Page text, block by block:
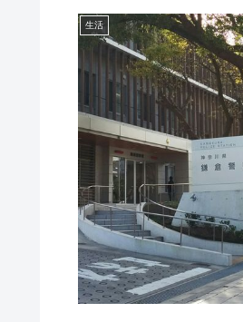
生活